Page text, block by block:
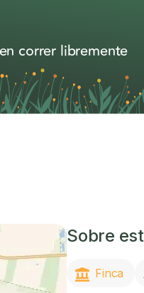
correr libremente
Sobre
Finca